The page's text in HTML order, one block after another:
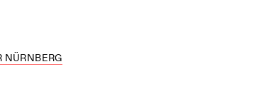
NÜRNBERG